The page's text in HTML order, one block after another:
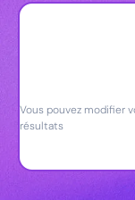
Vous pouvez modifier
résultats